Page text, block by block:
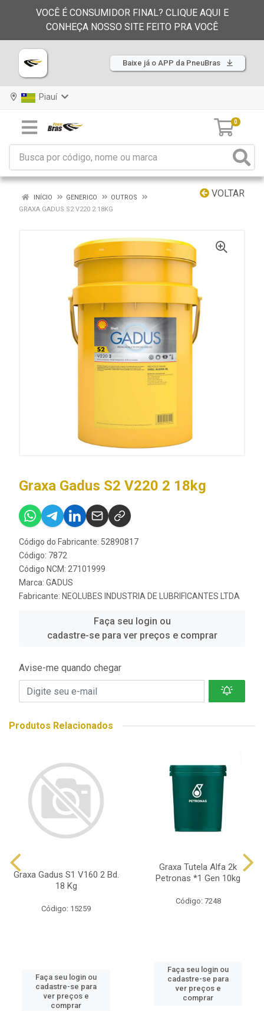
VOCÊ É CONSUMIDOR FINAL? CLIQUE AQUI E
CONHEÇA NOSSO SITE FEITO PRA VOCÊ
Baixe já o APP da PneuBras
Piauí
0
VOLTAR
INÍCIO GENERICO
OUTROS
GRAXA GADUS S2 V220 2 18KG
Graxa Gadus S2 V220 2 18kg
Código do Fabricante: 52890817
Código: 7872
Código NCM: 27101999
Marca: GADUS
Fabricante: NEOLUBES INDUSTRIA DE LUBRIFICANTES LTDA
Faça seu login ou
cadastre-se para ver preços e comprar
Avise-me quando chegar
Produtos Relacionados
Graxa Gadus S1 V160 2 Bd.
18 Kg
Código: 15259
Faça seu login ou
cadastre-se para
ver preços e
comprar
Graxa Tutela Alfa 2k
Petronas *1 Gen 10kg
Código: 7248
Faça seu login ou
cadastre-se para
ver preços e
comprar